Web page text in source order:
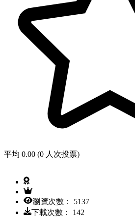
平均 0.00 (0 人次投票)
瀏覽次數： 5137
下載次數： 142